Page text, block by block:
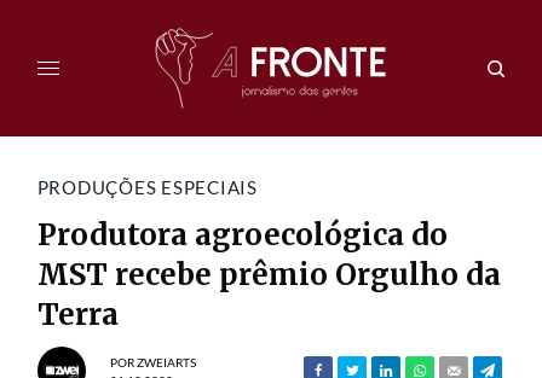
PRODUÇÕES ESPECIAIS
Produtora agroecológica do
MST recebe prêmio Orgulho da
Terra
PORZWEIARTS